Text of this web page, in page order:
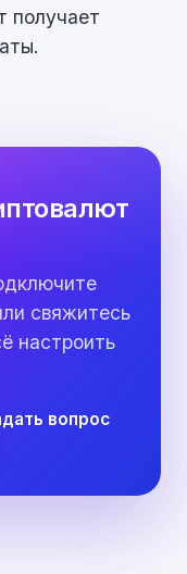
получает
свяжитесь
настроить
вопрос